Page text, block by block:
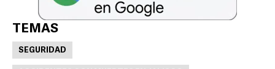
TEMAS
SEGURIDAD